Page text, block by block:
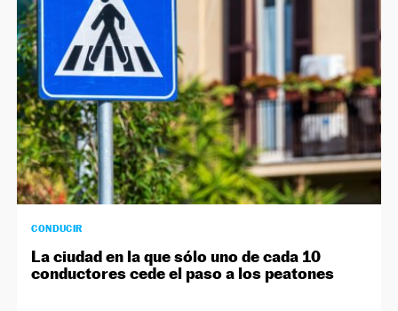
CONDUCIR
La ciudad en la que sólo uno de cada 10
conductores cede el paso a los peatones